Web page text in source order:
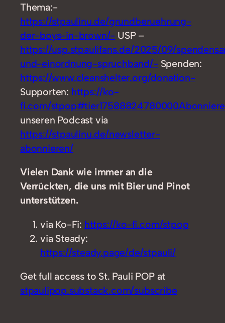
Thema:-
https://stpaulinu.de/grundberuehrung-
der-boys-in-brown/- USP –
https://usp.stpaulifans.de/2025/09/
und-einordnung-spruchband/- Spenden:
https://www.cleanshelter.org/donation-
Supporten: https://ko-
fi.com/stpop#tier17588824780000Abonniere
unseren Podcast via
https://stpaulinu.de/newsletter-
abonnieren/
Vielen Dank wie immer an die
Verrückten, die uns mit Bier und Pinot
unterstützen.
via Ko-Fi: https://ko-fi.com/stpop
via Steady:
https://steady.page/de/stpauli/
Get full access to St. Pauli POP at
stpaulipop.substack.com/subscribe